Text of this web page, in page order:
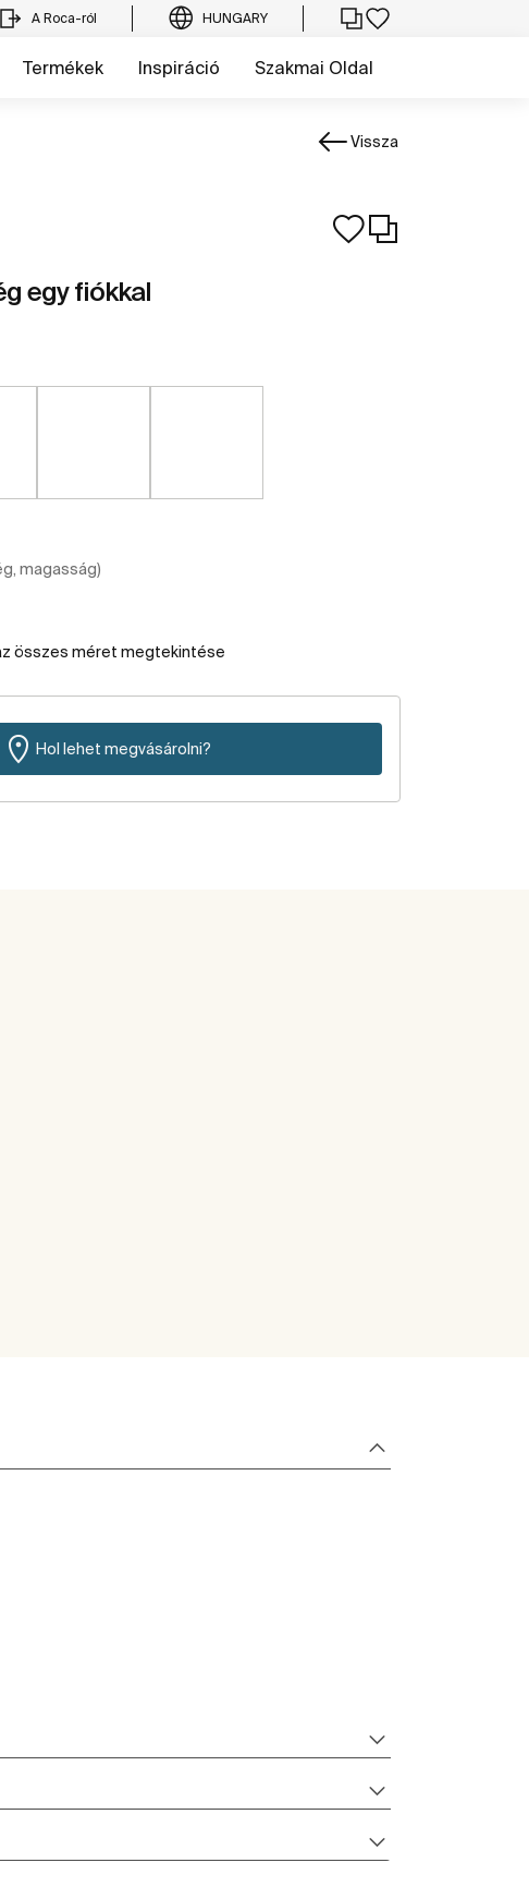
A Roca-ról HUNGARY
Termékek Inspiráció Szakmai Oldal
Vissza
egy fiókkal
magasság)
összes méret megtekintése
Hol lehet megvásárolni?